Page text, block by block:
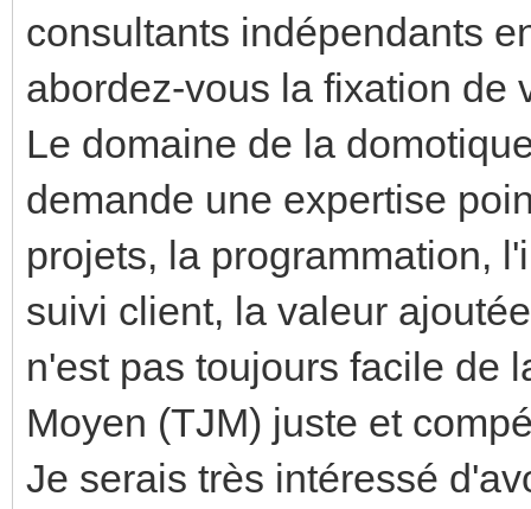
consultants indépendants
abordez-vous la fixation de
Le domaine de la
demande une expertise
projets, la programmation,
suivi client, la valeur
n'est pas toujours facile de
Moyen (TJM) juste et
Je serais très intéressé